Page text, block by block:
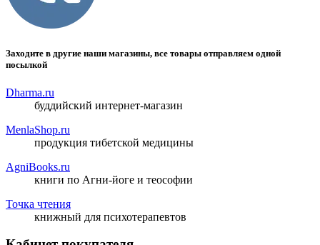
Заходите в другие наши магазины, все товары отправляем одной
посылкой
Dharma.ru
буддийский интернет-магазин
MenlaShop.ru
продукция тибетской медицины
AgniBooks.ru
книги по Агни-йоге и теософии
Точка чтения
книжный для психотерапевтов